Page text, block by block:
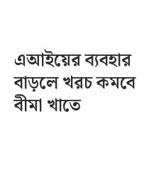
এআইয়ের ব্যবহার
বাড়লে খরচ কমবে
বীমা খাতে